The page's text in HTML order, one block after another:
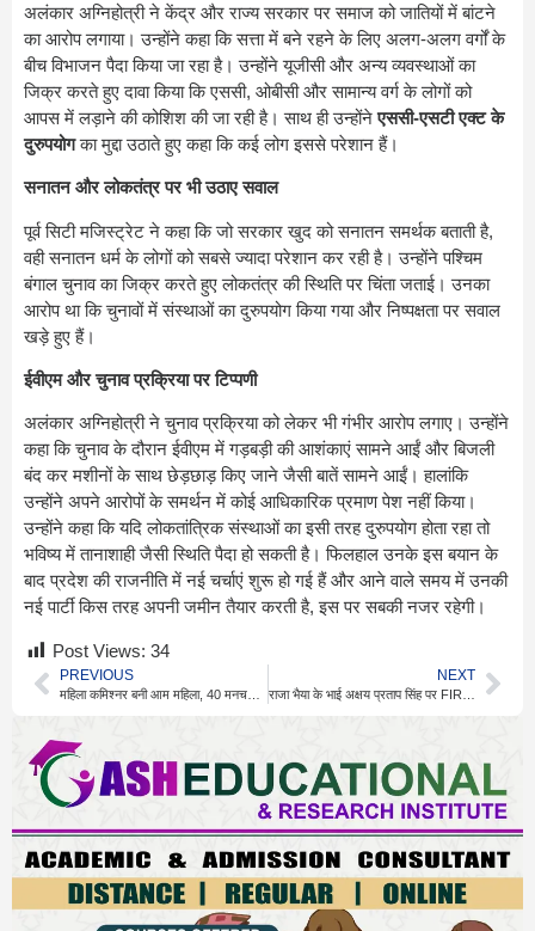
अलंकार अग्निहोत्री ने केंद्र और राज्य सरकार पर समाज को जातियों में बांटने
का आरोप लगाया। उन्होंने कहा कि सत्ता में बने रहने के लिए अलग-अलग वर्गों के
बीच विभाजन पैदा किया जा रहा है। उन्होंने यूजीसी और अन्य व्यवस्थाओं का
जिक्र करते हुए दावा किया कि एससी, ओबीसी और सामान्य वर्ग के लोगों को
आपस में लड़ाने की कोशिश की जा रही है। साथ ही उन्होंनेएससी-एसटी एक्ट के
दुरुपयोगका मुद्दा उठाते हुए कहा कि कई लोग इससे परेशान हैं।
सनातन और लोकतंत्र पर भी उठाए सवाल
पूर्व सिटी मजिस्ट्रेट ने कहा कि जो सरकार खुद को सनातन समर्थक बताती है,
वही सनातन धर्म के लोगों को सबसे ज्यादा परेशान कर रही है। उन्होंने पश्चिम
बंगाल चुनाव का जिक्र करते हुए लोकतंत्र की स्थिति पर चिंता जताई। उनका
आरोप था कि चुनावों में संस्थाओं का दुरुपयोग किया गया और निष्पक्षता पर सवाल
खड़े हुए हैं।
ईवीएम और चुनाव प्रक्रिया पर टिप्पणी
अलंकार अग्निहोत्री ने चुनाव प्रक्रिया को लेकर भी गंभीर आरोप लगाए। उन्होंने
कहा कि चुनाव के दौरान ईवीएम में गड़बड़ी की आशंकाएं सामने आईं और बिजली
बंद कर मशीनों के साथ छेड़छाड़ किए जाने जैसी बातें सामने आईं। हालांकि
उन्होंने अपने आरोपों के समर्थन में कोई आधिकारिक प्रमाण पेश नहीं किया।
उन्होंने कहा कि यदि लोकतांत्रिक संस्थाओं का इसी तरह दुरुपयोग होता रहा तो
भविष्य में तानाशाही जैसी स्थिति पैदा हो सकती है। फिलहाल उनके इस बयान के
बाद प्रदेश की राजनीति में नई चर्चाएं शुरू हो गई हैं और आने वाले समय में उनकी
नई पार्टी किस तरह अपनी जमीन तैयार करती है, इस पर सबकी नजर रहेगी।
Post Views: 34
PREVIOUS NEXT